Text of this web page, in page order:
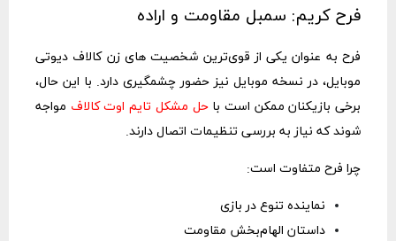
فرح کریم: سمبل مقاومت و اراده
فرح به عنوان یکی از قوی‌ترین شخصیت های زن کالاف دیوتی
موبایل، در نسخه موبایل نیز حضور چشمگیری دارد. با این حال،
برخی بازیکنان ممکن است باحل مشکل تایم اوت کالاف مواجه
شوند که نیاز به بررسی تنظیمات اتصال دارند.
چرا فرح متفاوت است:
نماینده تنوع در بازی
داستان الهام‌بخش مقاومت